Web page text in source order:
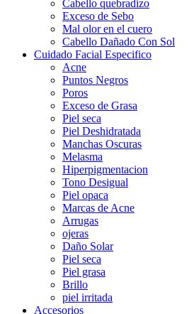
Cabello quebradizo
Exceso de Sebo
Mal olor en el cuero
Cabello Dañado Con Sol
Cuidado Facial Especifico
Acne
Puntos Negros
Poros
Exceso de Grasa
Piel seca
Piel Deshidratada
Manchas Oscuras
Melasma
Hiperpigmentacion
Tono Desigual
Piel opaca
Marcas de Acne
Arrugas
ojeras
Daño Solar
Piel seca
Piel grasa
Brillo
piel irritada
Accesorios